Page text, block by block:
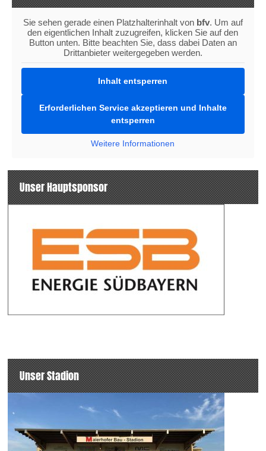
Sie sehen gerade einen Platzhalterinhalt von bfv. Um auf
den eigentlichen Inhalt zuzugreifen, klicken Sie auf den
Button unten. Bitte beachten Sie, dass dabei Daten an
Drittanbieter weitergegeben werden.
Inhalt entsperren
Erforderlichen Service akzeptieren und Inhalte
entsperren
Weitere Informationen
Unser Hauptsponsor
Unser Stadion